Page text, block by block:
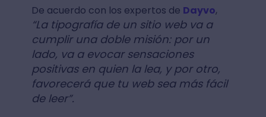
De acuerdo con los expertos de Dayvo,
“La tipografía de un sitio web va a
cumplir una doble misión: por un
lado, va a evocar sensaciones
positivas en quien la lea, y por otro,
favorecerá que tu web sea más fácil
de leer”.